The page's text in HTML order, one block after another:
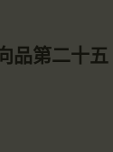
品第二十五